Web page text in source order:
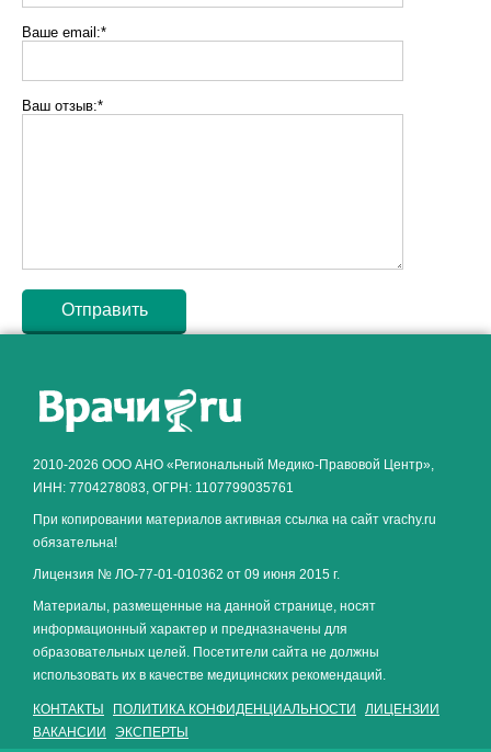
Ваше email:*
Ваш отзыв:*
2010-2026 ООО АНО «Региональный Медико-Правовой Центр»,
ИНН: 7704278083, ОГРН: 1107799035761
При копировании материалов активная ссылка на сайт vrachy.ru
обязательна!
Лицензия № ЛО-77-01-010362 от 09 июня 2015 г.
Материалы, размещенные на данной странице, носят
информационный характер и предназначены для
образовательных целей. Посетители сайта не должны
использовать их в качестве медицинских рекомендаций.
КОНТАКТЫ ПОЛИТИКА КОНФИДЕНЦИАЛЬНОСТИ
ЛИЦЕНЗИИ
ВАКАНСИИ
ЭКСПЕРТЫ